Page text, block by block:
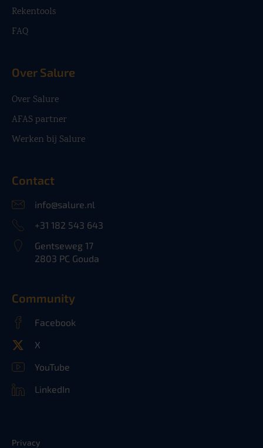
Rekentools
FAQ
Over Salure
Over Salure
AFAS partner
Werken bij Salure
Contact
info@salure.nl
+31 182 543 643
Gentseweg 17
2803 PC Gouda
Community
Facebook
X
YouTube
LinkedIn
Privacy